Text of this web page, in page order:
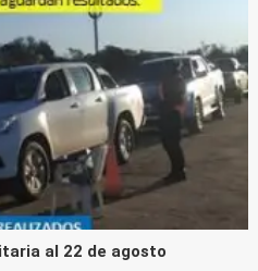
al 22 de agosto